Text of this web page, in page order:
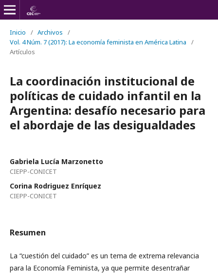
Inicio / Archivos
/
Vol. 4 Núm. 7 (2017): La economía feminista en América Latina
/
Artículos
La coordinación institucional de
políticas de cuidado infantil en la
Argentina: desafío necesario para
el abordaje de las desigualdades
Gabriela Lucía Marzonetto
CIEPP-CONICET
Corina Rodriguez Enríquez
CIEPP-CONICET
Resumen
La “cuestión del cuidado” es un tema de extrema relevancia
para la Economía Feminista, ya que permite desentrañar